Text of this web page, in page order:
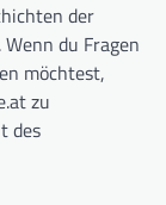
der
du Fragen
möchtest,
zu
des